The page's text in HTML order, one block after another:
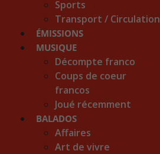
Sports
Transport / Circulation
ÉMISSIONS
MUSIQUE
Décompte franco
Coups de coeur
francos
Joué récemment
BALADOS
Affaires
Art de vivre